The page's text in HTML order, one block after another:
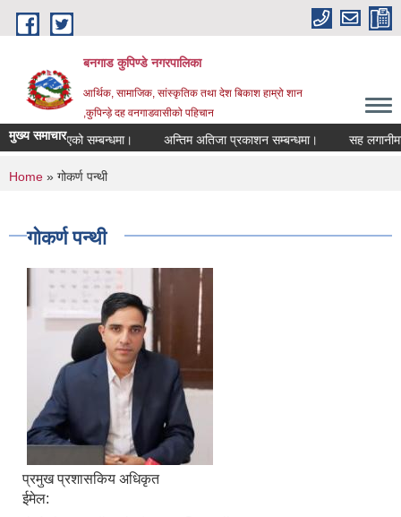
Skip to main content
बनगाड कुपिण्डे नगरपालिका
आर्थिक, सामाजिक, सांस्कृतिक तथा देश बिकाश हाम्रो शान
,कुपिन्ड़े दह वनगाडवासीको पहिचान
मुख्य समाचार
रद्द गरिएको सम्बन्धमा। अन्तिम अतिजा प्रकाशन सम्बन्धमा। सह लगानीमा
You are here
Home » गोकर्ण पन्थी
गोकर्ण पन्थी
प्रमुख प्रशासकिय अधिकृत
ईमेल: